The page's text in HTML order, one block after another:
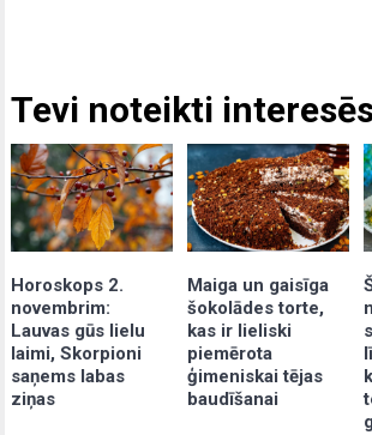
Tevi noteikti
Horoskops 2.
novembrim:
Lauvas gūs lielu
laimi, Skorpioni
saņems labas
ziņas
Maiga un gaisīga
šokolādes torte,
kas ir lieliski
piemērota
ģimeniskai tējas
baudīšanai